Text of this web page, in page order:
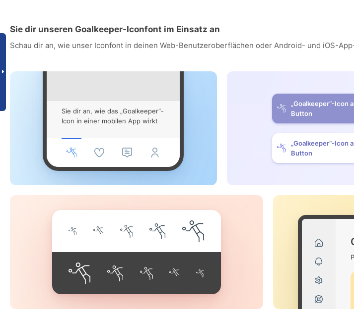
Sie dir unseren Goalkeeper-Iconfont im Einsatz an
Schau dir an, wie unser Iconfont in deinen Web-Benutzeroberflächen oder Android- und iOS-
Sie dir an, wie das „Goalkeeper“-
Icon in einer mobilen App wirkt
„Goalkeeper“-Icon
Button
„Goalkeeper“-Icon
Button